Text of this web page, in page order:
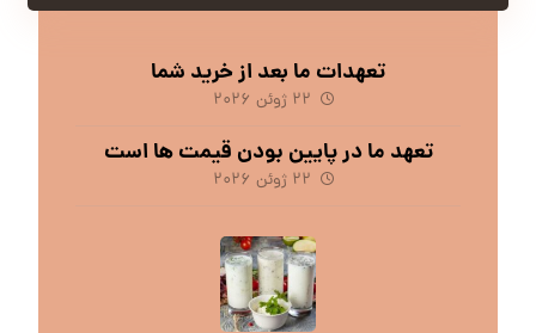
تعهدات ما بعد از خرید شما
۲۲ ژوئن ۲۰۲۶
تعهد ما در پایین بودن قیمت ها است
۲۲ ژوئن ۲۰۲۶